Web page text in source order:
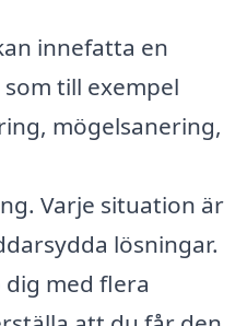
innefatta en
till exempel
mögelsanering,
Varje situation är
lösningar.
med flera